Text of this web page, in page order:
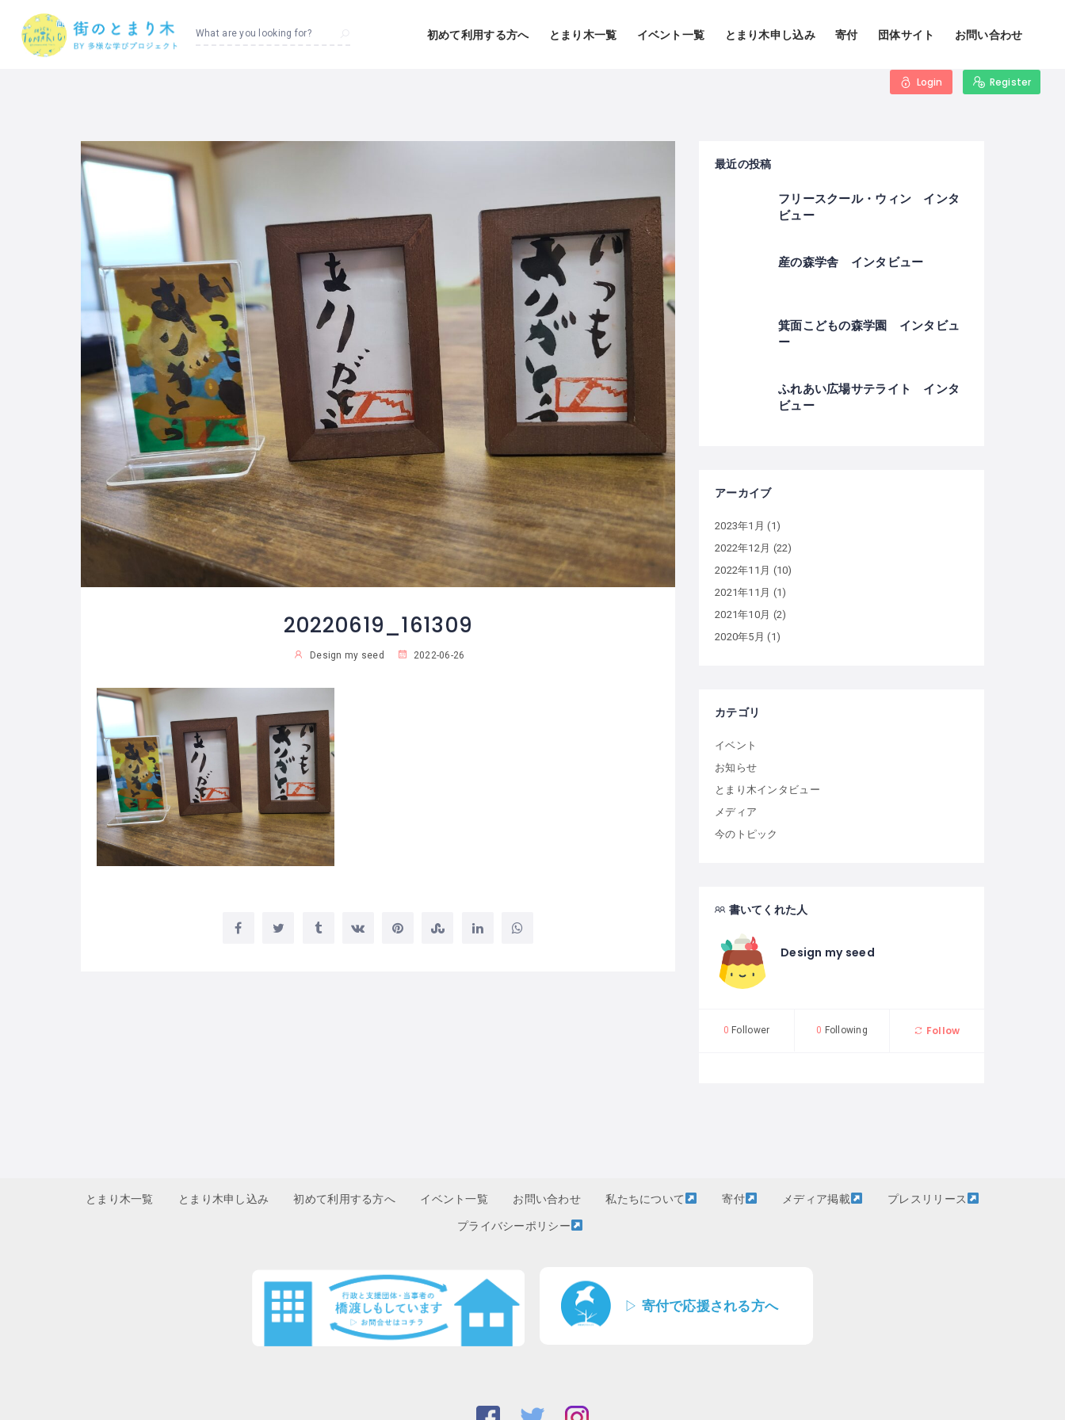
What are you looking for? 初めて利用する方へ とまり木一覧 イベント一覧 とまり木申し込み 寄付 団体サイト お問い合わせ
Login Register
20220619_161309
Design my seed 2022-06-26
最近の投稿
フリースクール・ウィン インタ
ビュー
産の森学舎 インタビュー
箕面こどもの森学園 インタビュ
ー
ふれあい広場サテライト インタ
ビュー
アーカイブ
2023年1月 (1)
2022年12月 (22)
2022年11月 (10)
2021年11月 (1)
2021年10月 (2)
2020年5月 (1)
カテゴリ
イベント
お知らせ
とまり木インタビュー
メディア
今のトピック
書いてくれた人
Design my seed
0 Follower 0 Following Follow
とまり木一覧 とまり木申し込み 初めて利用する方へ イベント一覧 お問い合わせ 私たちについて 寄付 メディア掲載 プレスリリース
プライバシーポリシー
▷ 寄付で応援される方へ